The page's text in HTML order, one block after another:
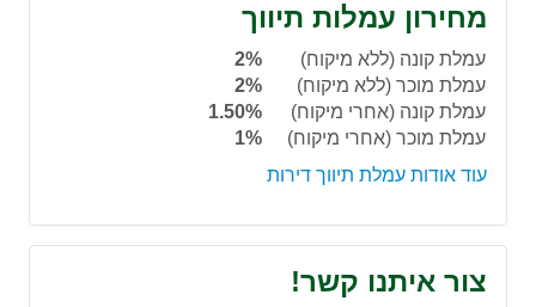
מחירון עמלות תיווך
עמלת קונה (ללא מיקוח)
2%
עמלת מוכר (ללא מיקוח)
2%
עמלת קונה (אחרי מיקוח)
1.50%
עמלת מוכר (אחרי מיקוח)
1%
עוד אודות עמלת תיווך דירות
צור איתנו קשר!